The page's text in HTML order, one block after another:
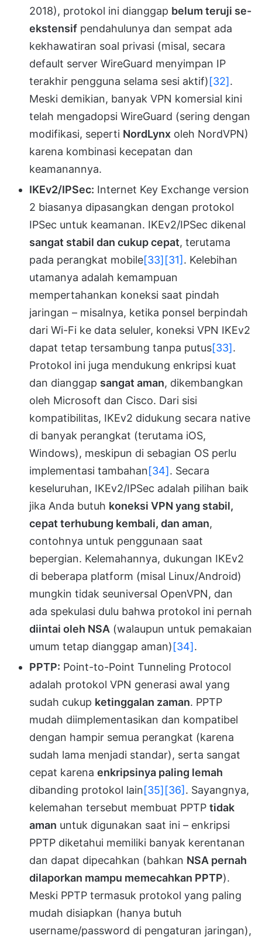
2018), protokol ini dianggap belum teruji se-
ekstensif pendahulunya dan sempat ada
kekhawatiran soal privasi (misal, secara
default server WireGuard menyimpan IP
terakhir pengguna selama sesi aktif)[32].
Meski demikian, banyak VPN komersial kini
telah mengadopsi WireGuard (sering dengan
modifikasi, seperti NordLynx oleh NordVPN)
karena kombinasi kecepatan dan
keamanannya.
IKEv2/IPSec: Internet Key Exchange version
2 biasanya dipasangkan dengan protokol
IPSec untuk keamanan. IKEv2/IPSec dikenal
sangat stabil dan cukup cepat, terutama
pada perangkat mobile[33][31] . Kelebihan
utamanya adalah kemampuan
mempertahankan koneksi saat pindah
jaringan – misalnya, ketika ponsel berpindah
dari Wi-Fi ke data seluler, koneksi VPN IKEv2
dapat tetap tersambung tanpa putus[33].
Protokol ini juga mendukung enkripsi kuat
dan dianggap sangat aman, dikembangkan
oleh Microsoft dan Cisco. Dari sisi
kompatibilitas, IKEv2 didukung secara native
di banyak perangkat (terutama iOS,
Windows), meskipun di sebagian OS perlu
implementasi tambahan[34]. Secara
keseluruhan, IKEv2/IPSec adalah pilihan baik
jika Anda butuh koneksi VPN yang stabil,
cepat terhubung kembali, dan aman,
contohnya untuk penggunaan saat
bepergian. Kelemahannya, dukungan IKEv2
di beberapa platform (misal Linux/Android)
mungkin tidak seuniversal OpenVPN, dan
ada spekulasi dulu bahwa protokol ini pernah
diintai oleh NSA (walaupun untuk pemakaian
umum tetap dianggap aman)[34].
PPTP: Point-to-Point Tunneling Protocol
adalah protokol VPN generasi awal yang
sudah cukup ketinggalan zaman. PPTP
mudah diimplementasikan dan kompatibel
dengan hampir semua perangkat (karena
sudah lama menjadi standar), serta sangat
cepat karena enkripsinya paling lemah
dibanding protokol lain[35][36] . Sayangnya,
kelemahan tersebut membuat PPTP tidak
aman untuk digunakan saat ini – enkripsi
PPTP diketahui memiliki banyak kerentanan
dan dapat dipecahkan (bahkan NSA pernah
dilaporkan mampu memecahkan PPTP).
Meski PPTP termasuk protokol yang paling
mudah disiapkan (hanya butuh
username/password di pengaturan jaringan),